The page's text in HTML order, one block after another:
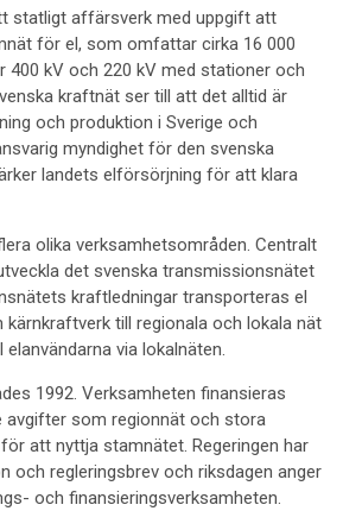
statligt affärsverk med uppgift att
för el, som omfattar cirka 16 000
400 kV och 220 kV med stationer och
kraftnät ser till att det alltid är
och produktion i Sverige och
myndighet för den svenska
landets elförsörjning för att klara
olika verksamhetsområden. Centralt
det svenska transmissionsnätet
kraftledningar transporteras el
till regionala och lokala nät
via lokalnäten.
1992. Verksamheten finansieras
som regionnät och stora
att nyttja stamnätet. Regeringen har
och regleringsbrev och riksdagen anger
och finansieringsverksamheten.